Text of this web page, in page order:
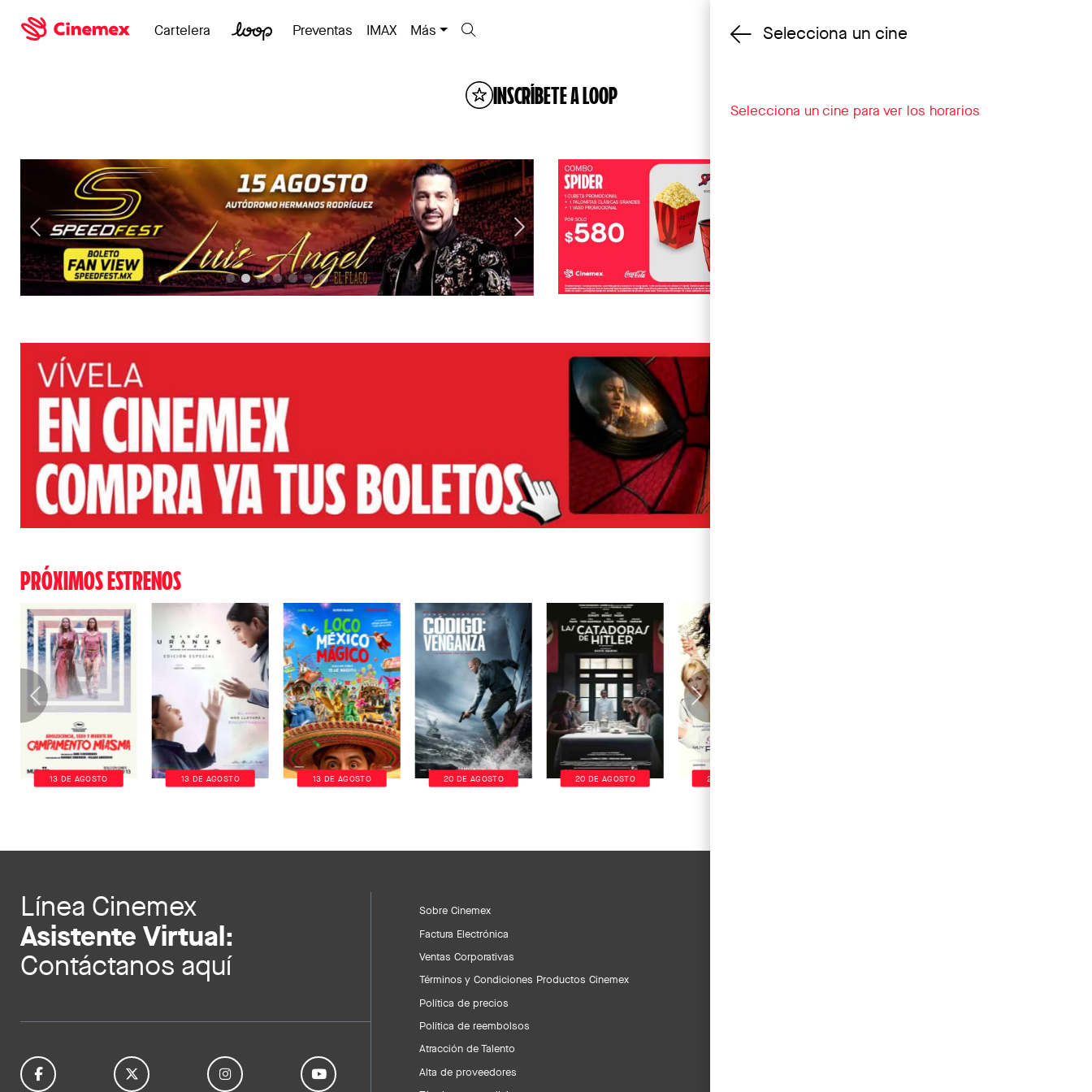
Cambiar cine
Cartelera Preventas IMAX Más
INSCRÍBETE A LOOP
PRÓXIMOS ESTRENOS
13 DE AGOSTO 13 DE AGOSTO 13 DE AGOSTO 20 DE AGOSTO 20 DE AGOSTO 20 DE AGOSTO
Línea Cinemex
Asistente Virtual:
Contáctanos aquí
Sobre Cinemex
Factura Electrónica
Ventas Corporativas
Términos y Condiciones Productos Cinemex
Política de precios
Política de reembolsos
Atracción de Talento
Alta de proveedores
Selecciona un cine
Selecciona un cine para ver los horarios